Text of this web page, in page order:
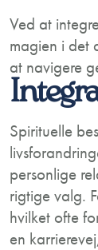
Ved at
magien i det
at navigere
Spirituelle
personlige
rigtige valg.
hvilket ofte
en